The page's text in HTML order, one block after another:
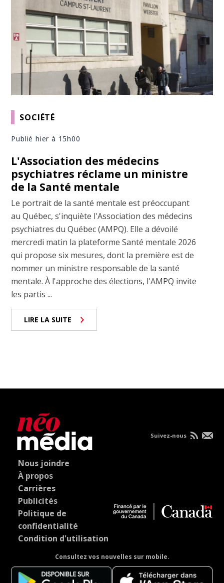
SOCIÉTÉ
Publié hier à 15h00
L'Association des médecins
psychiatres réclame un ministre
de la Santé mentale
Le portrait de la santé mentale est préoccupant
au Québec, s'inquiète l'Association des médecins
psychiatres du Québec (AMPQ). Elle a dévoilé
mercredi matin la plateforme Santé mentale 2026
qui propose six mesures, dont la première est de
nommer un ministre responsable de la santé
mentale. À l'approche des élections, l'AMPQ invite
les partis ...
LIRE LA SUITE
Nous joindre
À propos
Carrières
Publicités
Politique de
confidentialité
Condition d'utilisation
Consultez vos nouvelles sur mobile.
Suivez-nous